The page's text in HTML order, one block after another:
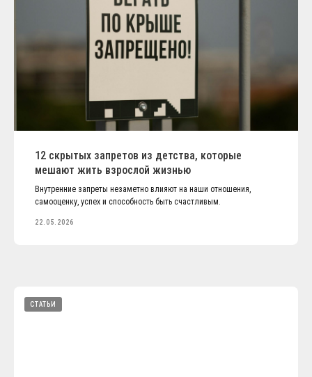
12 скрытых запретов из детства, которые
мешают жить взрослой жизнью
Внутренние запреты незаметно влияют на наши отношения,
самооценку, успех и способность быть счастливым.
22.05.2026
СТАТЬИ